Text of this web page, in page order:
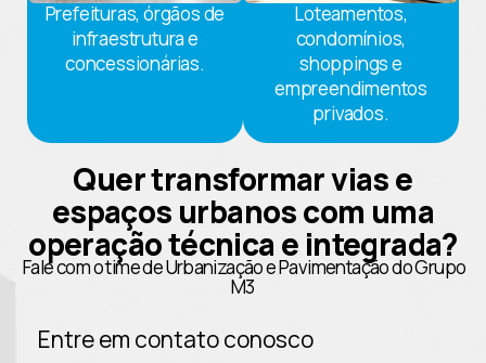
Prefeituras, órgãos de
infraestrutura e
concessionárias.​​
Loteamentos,
condomínios,
shoppings e
empreendimentos
privados.​​
Quer transformar vias e
espaços urbanos com uma
operação técnica e integrada?
Fale com o time de Urbanização e Pavimentação do Grupo
M3
Entre em contato conosco